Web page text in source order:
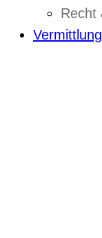
Recht
Vermittlung